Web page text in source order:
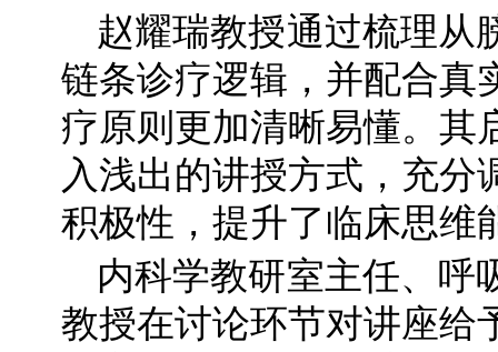
赵耀瑞教授通过梳理从
链条诊疗逻辑，并配合真
疗原则更加清晰易懂。其
入浅出的讲授方式，充分
积极性，提升了临床思维
内科学教研室主任、呼
教授在讨论环节对讲座给